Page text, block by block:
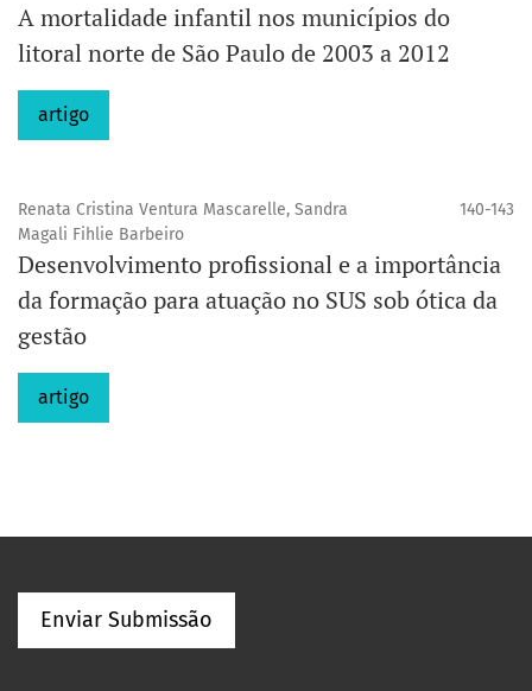
A mortalidade infantil nos municípios do
litoral norte de São Paulo de 2003 a 2012
artigo
Renata Cristina Ventura Mascarelle, Sandra
Magali Fihlie Barbeiro
140-143
Desenvolvimento profissional e a importância
da formação para atuação no SUS sob ótica da
gestão
artigo
Enviar Submissão